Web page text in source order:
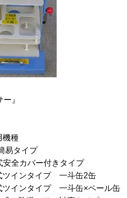
』
機種
易タイプ
全カバー付きタイプ
インタイプ 一斗缶2缶
インタイプ 一斗缶×ペール缶